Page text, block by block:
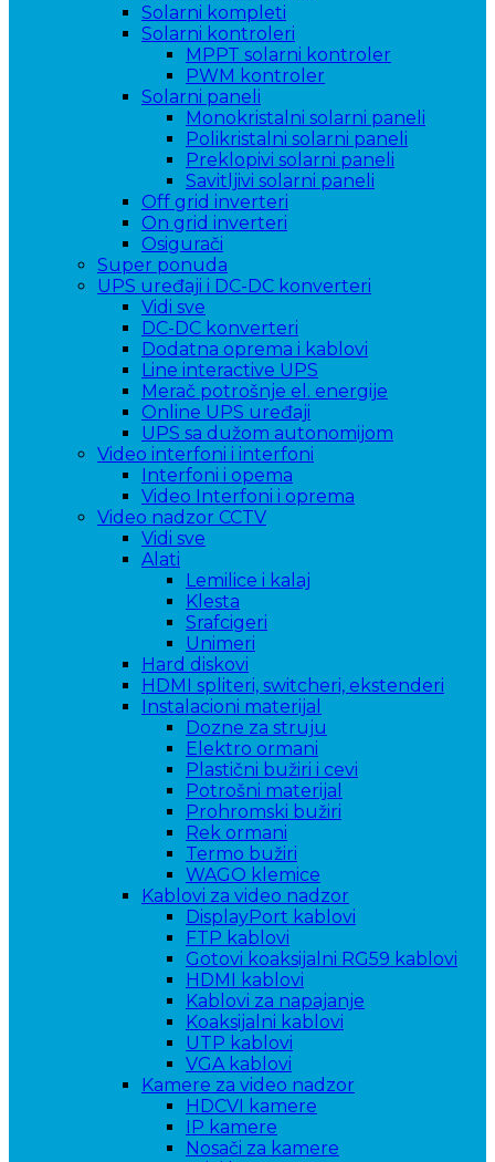
Solarni kompleti
Solarni kontroleri
MPPT solarni kontroler
PWM kontroler
Solarni paneli
Monokristalni solarni paneli
Polikristalni solarni paneli
Preklopivi solarni paneli
Savitljivi solarni paneli
Off grid inverteri
On grid inverteri
Osigurači
Super ponuda
UPS uređaji i DC-DC konverteri
Vidi sve
DC-DC konverteri
Dodatna oprema i kablovi
Line interactive UPS
Merač potrošnje el. energije
Online UPS uređaji
UPS sa dužom autonomijom
Video interfoni i interfoni
Interfoni i opema
Video Interfoni i oprema
Video nadzor CCTV
Vidi sve
Alati
Lemilice i kalaj
Klesta
Srafcigeri
Unimeri
Hard diskovi
HDMI spliteri, switcheri, ekstenderi
Instalacioni materijal
Dozne za struju
Elektro ormani
Plastični bužiri i cevi
Potrošni materijal
Prohromski bužiri
Rek ormani
Termo bužiri
WAGO klemice
Kablovi za video nadzor
DisplayPort kablovi
FTP kablovi
Gotovi koaksijalni RG59 kablovi
HDMI kablovi
Kablovi za napajanje
Koaksijalni kablovi
UTP kablovi
VGA kablovi
Kamere za video nadzor
HDCVI kamere
IP kamere
Nosači za kamere